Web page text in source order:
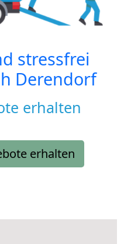
stressfrei
Derendorf
erhalten
erhalten